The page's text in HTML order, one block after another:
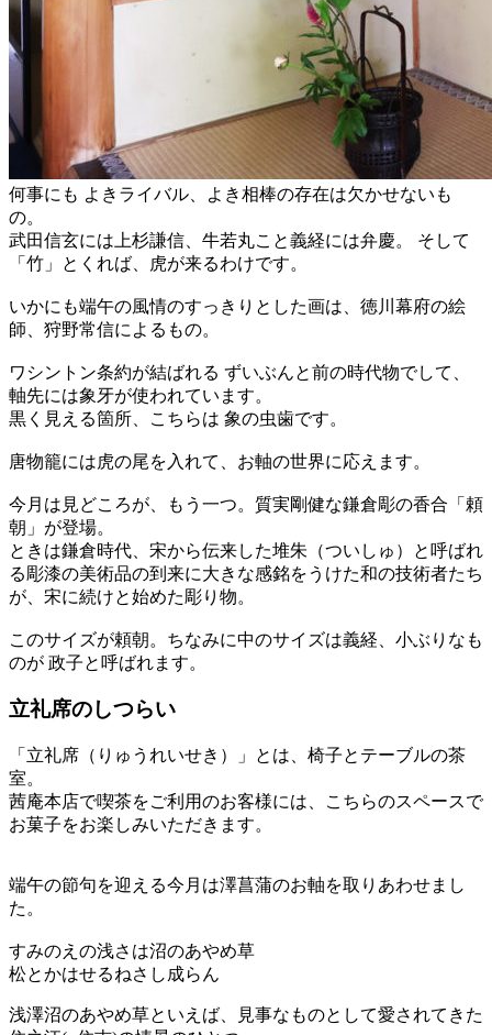
何事にも よきライバル、よき相棒の存在は欠かせないも
の。
武田信玄には上杉謙信、牛若丸こと義経には弁慶。 そして
「竹」とくれば、虎が来るわけです。
いかにも端午の風情のすっきりとした画は、徳川幕府の絵
師、狩野常信によるもの。
ワシントン条約が結ばれる ずいぶんと前の時代物でして、
軸先には象牙が使われています。
黒く見える箇所、こちらは 象の虫歯です。
唐物籠には虎の尾を入れて、お軸の世界に応えます。
今月は見どころが、もう一つ。質実剛健な鎌倉彫の香合「頼
朝」が登場。
ときは鎌倉時代、宋から伝来した堆朱（ついしゅ）と呼ばれ
る彫漆の美術品の到来に大きな感銘をうけた和の技術者たち
が、宋に続けと始めた彫り物。
このサイズが頼朝。ちなみに中のサイズは義経、小ぶりなも
のが 政子と呼ばれます。
立礼席のしつらい
「立礼席（りゅうれいせき）」とは、椅子とテーブルの茶
室。
茜庵本店で喫茶をご利用のお客様には、こちらのスペースで
お菓子をお楽しみいただきます。
端午の節句を迎える今月は澤菖蒲のお軸を取りあわせまし
た。
すみのえの浅さは沼のあやめ草
松とかはせるねさし成らん
浅澤沼のあやめ草といえば、見事なものとして愛されてきた